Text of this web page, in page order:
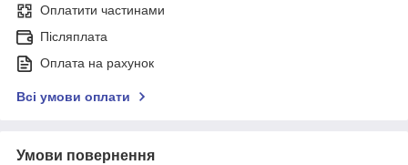
Оплатити частинами
Післяплата
Оплата на рахунок
Всі умови оплати
Умови повернення